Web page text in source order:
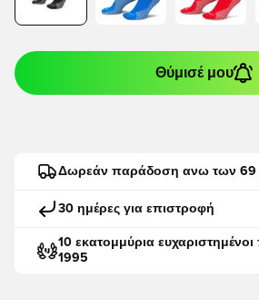
Θύμισέ μου
Δωρεάν παράδοση ανω των 69
30 ημέρες για επιστροφή
10 εκατομμύρια
1995